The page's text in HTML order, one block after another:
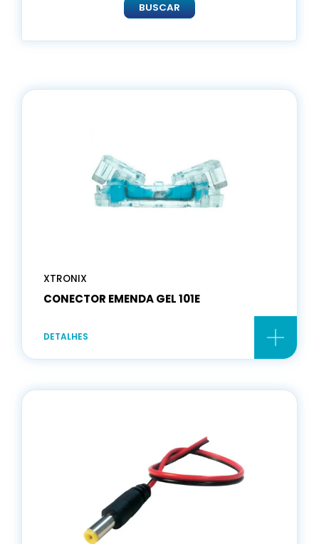
BUSCAR
XTRONIX
CONECTOR EMENDA GEL 101E
DETALHES